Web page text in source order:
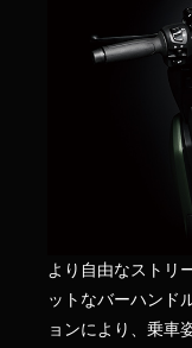
より自由なストリ
ットなバーハンド
ョンにより、乗車